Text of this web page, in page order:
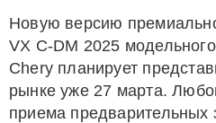
Новую версию
VX C-DM 2025
Chery планирует
рынке уже 27 марта.
приема предварительных